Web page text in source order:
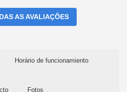
AS AVALIAÇÕES
Horário de funcionamiento
Fotos